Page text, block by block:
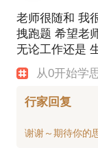
老师很随和 我
拽跑题 希望老
无论工作还是
从0开始学
行家回复